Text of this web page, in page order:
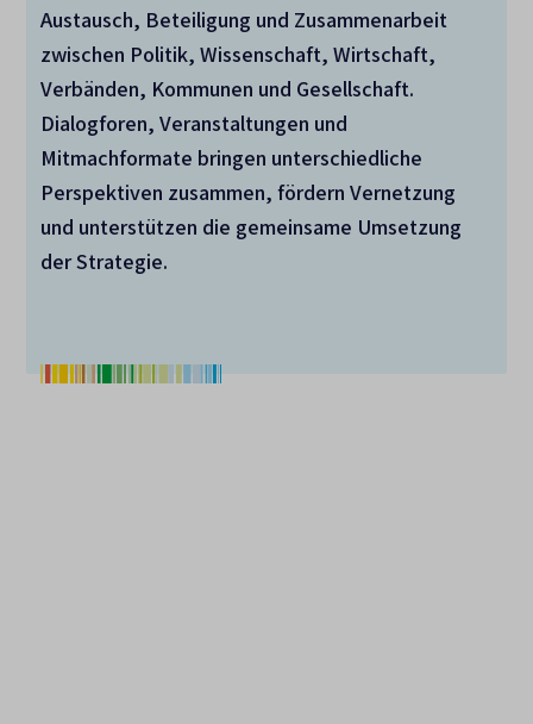
Austausch, Beteiligung und Zusammenarbeit
zwischen Politik, Wissenschaft, Wirtschaft,
Verbänden, Kommunen und Gesellschaft.
Dialogforen, Veranstaltungen und
Mitmachformate bringen unterschiedliche
Perspektiven zusammen, fördern Vernetzung
und unterstützen die gemeinsame Umsetzung
der Strategie.